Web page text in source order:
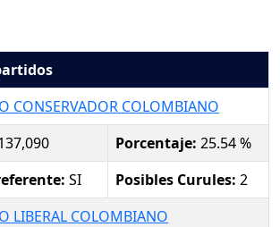
CONSERVADOR COLOMBIANO
Porcentaje: 25.54 %
SI Posibles Curules: 2
LIBERAL COLOMBIANO